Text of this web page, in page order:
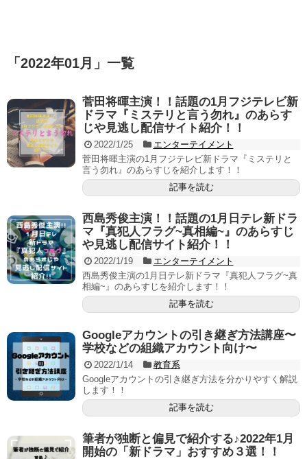
「 2022年01月 」 一覧
菅田将暉主演！！話題の1月フジテレビ新
ドラマ『ミステリと言う勿れ』のあらす
じや見逃し配信サイト紹介！！
2022/1/25
エンターテイメント
菅田将暉主演の1月フジテレビ新ドラマ『ミステリと
言う勿れ』のあらすじを紹介します！！
記事を読む
西島秀俊主演！！話題の1月日テレ新ドラ
マ『真犯人フラグ~真相編~』のあらすじ
や見逃し配信サイト紹介！！
2022/1/19
エンターテイメント
西島秀俊主演の1月日テレ新ドラマ『真犯人フラグ~真
相編~』のあらすじを紹介します！！
記事を読む
Googleアカウントの引き継ぎ方法講座〜
学校などの組織アカウント向け〜
2022/1/14
教育系
Googleアカウントの引き継ぎ方法を分かりやすく解説
します！！
記事を読む
筆者が独断と偏見で紹介する♪2022年1月
開始の「新ドラマ」おすすめ３選！！